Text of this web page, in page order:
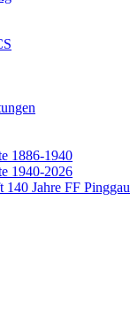
1886-1940
1940-2026
140 Jahre FF Pinggau